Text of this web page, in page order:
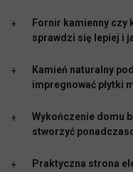
Fornir kamienny czy
sprawdzi się lepiej i
Kamień naturalny
impregnować płytki
Wykończenie domu
stworzyć
Praktyczna strona